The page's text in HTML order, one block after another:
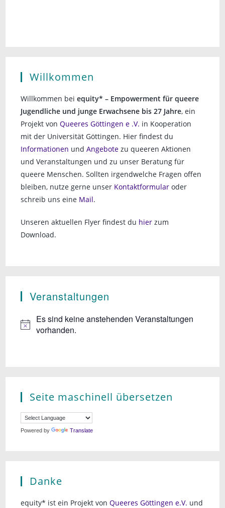
Willkommen
Willkommen beiequity* – Empowerment für queere
Jugendliche und junge Erwachsene bis 27 Jahre, ein
Projekt vonQueeres Göttingen e .V. in Kooperation
mit der Universität Göttingen. Hier findest du
Informationen undAngebote zu queeren Aktionen
und Veranstaltungen und zu unser Beratung für
queere Menschen. Sollten irgendwelche Fragen offen
bleiben, nutze gerne unser Kontaktformular oder
schreib uns eine Mail.
Unseren aktuellen Flyer findest du hier zum
Download.
Veranstaltungen
Es sind keine anstehenden Veranstaltungen
vorhanden.
Seite maschinell übersetzen
Powered by Translate
Danke
equity* ist ein Projekt vonQueeres Göttingen e.V. und